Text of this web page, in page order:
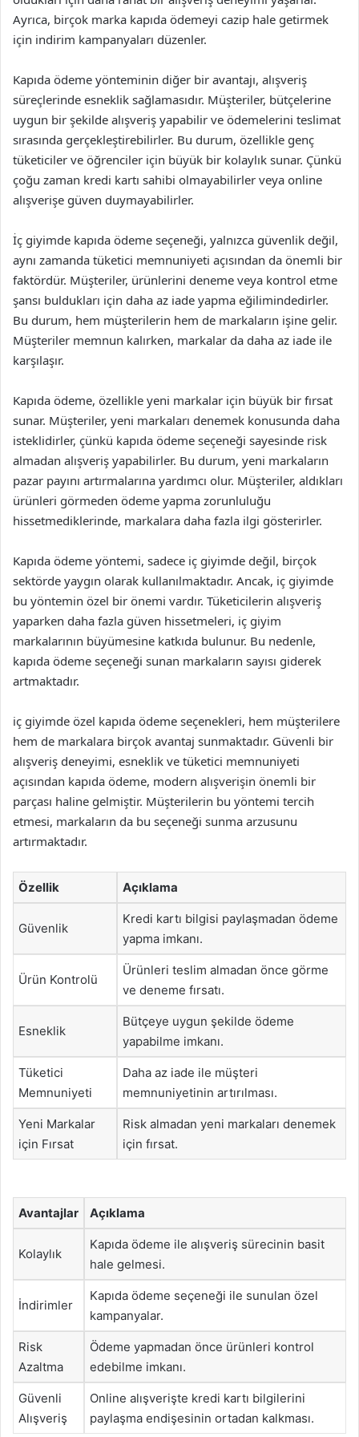
Ayrıca, birçok marka kapıda ödemeyi cazip hale getirmek
için indirim kampanyaları düzenler.
Kapıda ödeme yönteminin diğer bir avantajı, alışveriş
süreçlerinde esneklik sağlamasıdır. Müşteriler, bütçelerine
uygun bir şekilde alışveriş yapabilir ve ödemelerini teslimat
sırasında gerçekleştirebilirler. Bu durum, özellikle genç
tüketiciler ve öğrenciler için büyük bir kolaylık sunar. Çünkü
çoğu zaman kredi kartı sahibi olmayabilirler veya online
alışverişe güven duymayabilirler.
İç giyimde kapıda ödeme seçeneği, yalnızca güvenlik değil,
aynı zamanda tüketici memnuniyeti açısından da önemli bir
faktördür. Müşteriler, ürünlerini deneme veya kontrol etme
şansı buldukları için daha az iade yapma eğilimindedirler.
Bu durum, hem müşterilerin hem de markaların işine gelir.
Müşteriler memnun kalırken, markalar da daha az iade ile
karşılaşır.
Kapıda ödeme, özellikle yeni markalar için büyük bir fırsat
sunar. Müşteriler, yeni markaları denemek konusunda daha
isteklidirler, çünkü kapıda ödeme seçeneği sayesinde risk
almadan alışveriş yapabilirler. Bu durum, yeni markaların
pazar payını artırmalarına yardımcı olur. Müşteriler, aldıkları
ürünleri görmeden ödeme yapma zorunluluğu
hissetmediklerinde, markalara daha fazla ilgi gösterirler.
Kapıda ödeme yöntemi, sadece iç giyimde değil, birçok
sektörde yaygın olarak kullanılmaktadır. Ancak, iç giyimde
bu yöntemin özel bir önemi vardır. Tüketicilerin alışveriş
yaparken daha fazla güven hissetmeleri, iç giyim
markalarının büyümesine katkıda bulunur. Bu nedenle,
kapıda ödeme seçeneği sunan markaların sayısı giderek
artmaktadır.
iç giyimde özel kapıda ödeme seçenekleri, hem müşterilere
hem de markalara birçok avantaj sunmaktadır. Güvenli bir
alışveriş deneyimi, esneklik ve tüketici memnuniyeti
açısından kapıda ödeme, modern alışverişin önemli bir
parçası haline gelmiştir. Müşterilerin bu yöntemi tercih
etmesi, markaların da bu seçeneği sunma arzusunu
artırmaktadır.
Özellik Açıklama
Güvenlik
Kredi kartı bilgisi paylaşmadan ödeme
yapma imkanı.
Ürün Kontrolü
Ürünleri teslim almadan önce görme
ve deneme fırsatı.
Esneklik
Bütçeye uygun şekilde ödeme
yapabilme imkanı.
Tüketici
Memnuniyeti
Daha az iade ile müşteri
memnuniyetinin artırılması.
Yeni Markalar
için Fırsat
Risk almadan yeni markaları denemek
için fırsat.
Avantajlar Açıklama
Kolaylık
Kapıda ödeme ile alışveriş sürecinin basit
hale gelmesi.
İndirimler
Kapıda ödeme seçeneği ile sunulan özel
kampanyalar.
Risk
Azaltma
Ödeme yapmadan önce ürünleri kontrol
edebilme imkanı.
Güvenli
Alışveriş
Online alışverişte kredi kartı bilgilerini
paylaşma endişesinin ortadan kalkması.